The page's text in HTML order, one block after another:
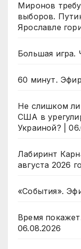
Миронов
выборов.
Ярославле
Большая игра.
60 минут.
Не слишком
США в
Украиной? |
Лабиринт
августа 2026
«События».
Время
06.08.2026